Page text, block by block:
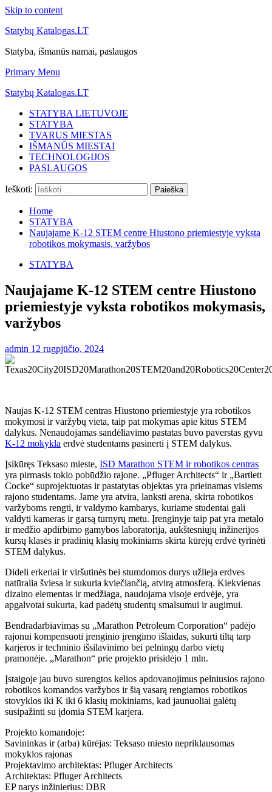
Skip to content
Statybų Katalogas.LT
Statyba, išmanūs namai, paslaugos
Primary Menu
Statybų Katalogas.LT
STATYBA LIETUVOJE
STATYBA
TVARUS MIESTAS
IŠMANŪS MIESTAI
TECHNOLOGIJOS
PASLAUGOS
Ieškoti:
Home
STATYBA
Naujajame K-12 STEM centre Hiustono priemiestyje vyksta
robotikos mokymasis, varžybos
STATYBA
Naujajame K-12 STEM centre Hiustono
priemiestyje vyksta robotikos mokymasis,
varžybos
admin 12 rugpjūčio, 2024
Naujas K-12 STEM centras Hiustono priemiestyje yra robotikos
mokymosi ir varžybų vieta, taip pat mokymas apie kitus STEM
dalykus. Nenaudojamas sandėliavimo pastatas buvo paverstas gyvu
K-12 mokykla erdvė studentams pasinerti į STEM dalykus.
Įsikūręs Teksaso mieste, ISD Marathon STEM ir robotikos centras
yra pirmasis tokio pobūdžio rajone. „Pfluger Architects“ ir „Bartlett
Cocke“ suprojektuotas ir pastatytas objektas yra prieinamas visiems
rajono studentams. Jame yra atvira, lanksti arena, skirta robotikos
varžyboms rengti, ir valdymo kambarys, kuriame studentai gali
valdyti kameras ir garsą turnyrų metu. Įrenginyje taip pat yra metalo
ir medžio apdirbimo gamybos laboratorija, aukštesniųjų inžinerijos
kursų klasės ir pradinių klasių mokiniams skirta kūrėjų erdvė tyrinėti
STEM dalykus.
Dideli erkeriai ir viršutinės bei stumdomos durys užlieja erdves
natūralia šviesa ir sukuria kviečiančią, atvirą atmosferą. Kiekvienas
dizaino elementas ir medžiaga, naudojama visoje erdvėje, yra
apgalvotai sukurta, kad padėtų studentų smalsumui ir augimui.
Bendradarbiavimas su „Marathon Petroleum Corporation“ padėjo
rajonui kompensuoti įrenginio įrengimo išlaidas, sukurti tiltą tarp
karjeros ir techninio išsilavinimo bei pelningų darbo vietų
pramonėje. „Marathon“ prie projekto prisidėjo 1 mln.
Įstaigoje jau buvo surengtos kelios apdovanojimus pelniusios rajono
robotikos komandos varžybos ir šią vasarą rengiamos robotikos
stovyklos iki K iki 6 klasių mokiniams, kad jaunuoliai galėtų
susipažinti su įdomia STEM karjera.
Projekto komandoje:
Savininkas ir (arba) kūrėjas: Teksaso miesto nepriklausomas
mokyklos rajonas
Projektavimo architektas: Pfluger Architects
Architektas: Pfluger Architects
EP narys inžinierius: DBR